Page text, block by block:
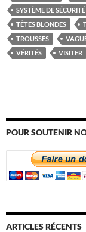
SYSTÈME DE SÉCURITÉ
TÊTES BLONDES
TROUSSES
VÉRITÉS
VISITER
POUR SOUTENIR
ARTICLES RÉCENTS